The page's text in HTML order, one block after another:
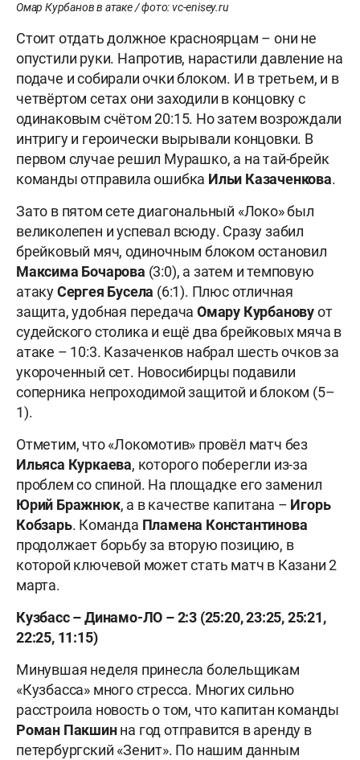
Омар Курбанов в атаке / фото: vc-enisey.ru
Стоит отдать должное красноярцам – они не
опустили руки. Напротив, нарастили давление на
подаче и собирали очки блоком. И в третьем, и в
четвёртом сетах они заходили в концовку с
одинаковым счётом 20:15. Но затем возрождали
интригу и героически вырывали концовки. В
первом случае решил Мурашко, а на тай-брейк
команды отправила ошибка Ильи Казаченкова.
Зато в пятом сете диагональный «Локо» был
великолепен и успевал всюду. Сразу забил
брейковый мяч, одиночным блоком остановил
Максима Бочарова (3:0), а затем и темповую
атакуСергея Бусела (6:1). Плюс отличная
защита, удобная передачаОмару Курбановуот
судейского столика и ещё два брейковых мяча в
атаке – 10:3. Казаченков набрал шесть очков за
укороченный сет. Новосибирцы подавили
соперника непроходимой защитой и блоком (5–
1).
Отметим, что «Локомотив» провёл матч без
Ильяса Куркаева, которого поберегли из-за
проблем со спиной. На площадке его заменил
Юрий Бражнюк, а в качестве капитана – Игорь
Кобзарь. Команда Пламена Константинова
продолжает борьбу за вторую позицию, в
которой ключевой может стать матч в Казани 2
марта.
Кузбасс – Динамо-ЛО – 2:3 (25:20, 23:25, 25:21,
22:25, 11:15)
Минувшая неделя принесла болельщикам
«Кузбасса» много стресса. Многих сильно
расстроила новость о том, что капитан команды
Роман Пакшинна год отправится в аренду в
петербургский «Зенит». По нашим данным